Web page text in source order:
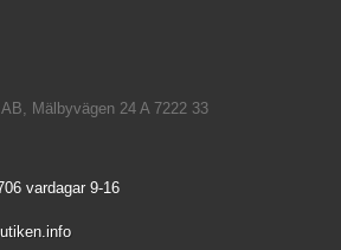
Mälbyvägen 24 A 7222 33
vardagar 9-16